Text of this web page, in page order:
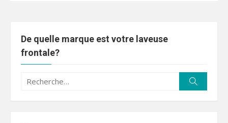
De quelle marque est votre laveuse
frontale?
Recherche